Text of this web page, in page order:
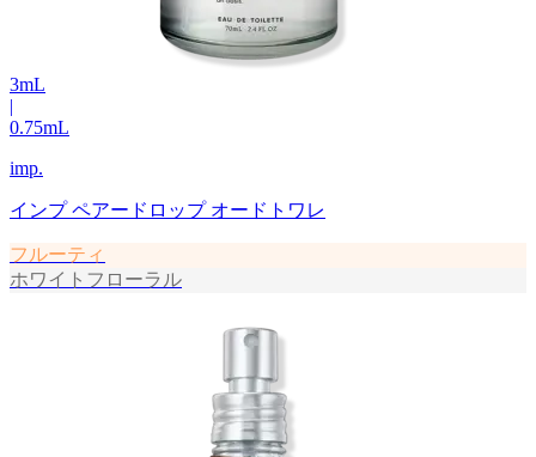
3mL
|
0.75mL
imp.
インプ ペアードロップ オードトワレ
フルーティ
ホワイトフローラル